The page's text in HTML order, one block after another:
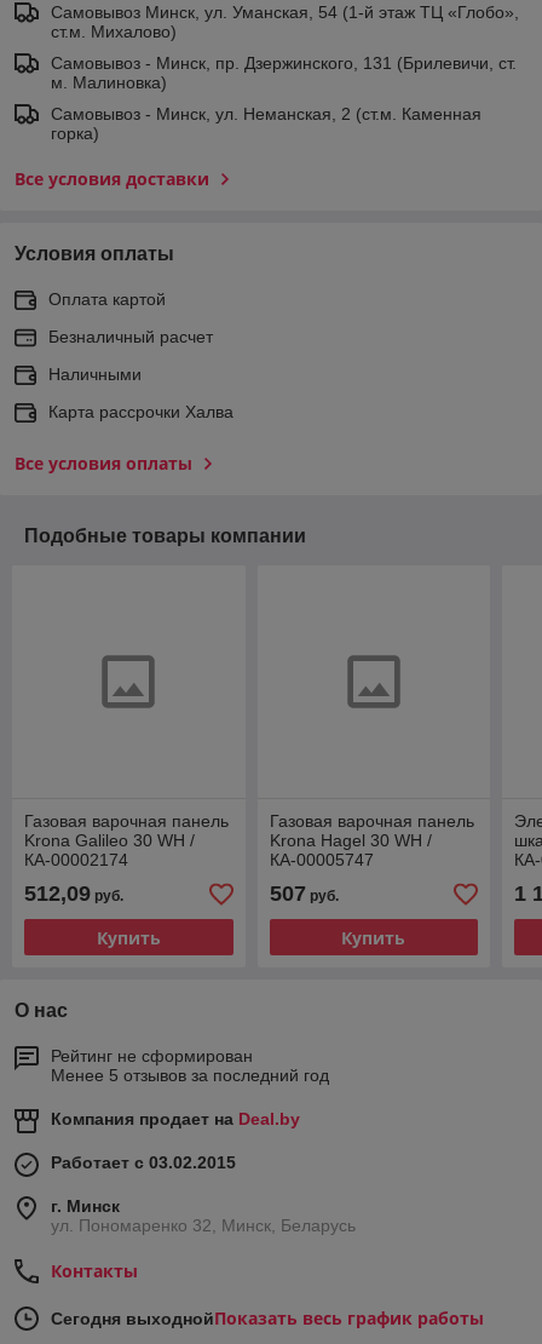
Самовывоз Минск, ул. Уманская, 54 (1-й этаж ТЦ «Глобо»,
ст.м. Михалово)
Самовывоз - Минск, пр. Дзержинского, 131 (Брилевичи, ст.
м. Малиновка)
Самовывоз - Минск, ул. Неманская, 2 (ст.м. Каменная
горка)
Все условия доставки
Условия оплаты
Оплата картой
Безналичный расчет
Наличными
Карта рассрочки Халва
Все условия оплаты
Подобные товары компании
Газовая варочная панель
Krona Galileo 30 WH /
КА-00002174
512,09 руб.
Купить
Газовая варочная панель
Krona Hagel 30 WH /
КА-00005747
507 руб.
Купить
1
О нас
Рейтинг не сформирован
Менее 5 отзывов за последний год
Компания продает на Deal.by
Работает с 03.02.2015
г. Минск
ул. Пономаренко 32, Минск, Беларусь
Контакты
Сегодня выходнойПоказать весь график работы